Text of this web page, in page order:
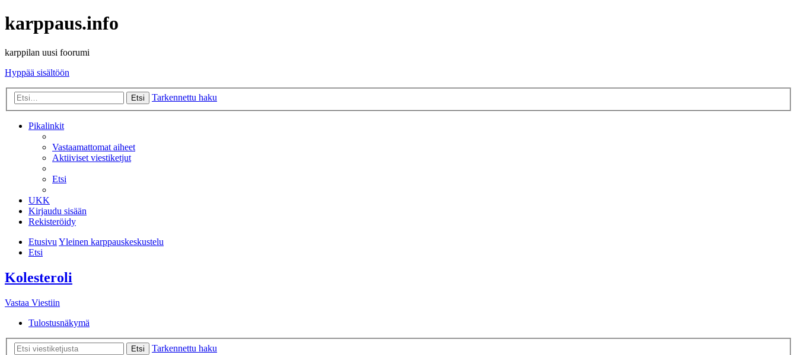
karppaus.info
karppilan uusi foorumi
Hyppää sisältöön
Etsi Tarkennettu haku
Pikalinkit
Vastaamattomat aiheet
Aktiiviset viestiketjut
Etsi
UKK
Kirjaudu sisään
Rekisteröidy
EtusivuYleinen karppauskeskustelu
Etsi
Kolesteroli
Vastaa Viestiin
Tulostusnäkymä
Etsi
Tarkennettu haku